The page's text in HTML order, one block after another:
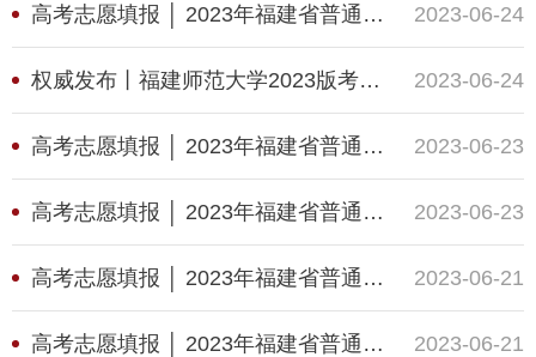
高考志愿填报 │ 2023年福建省普通高校招生录取政策解读（二） 2023-06-24
权威发布丨福建师范大学2023版考生报考指南 2023-06-24
高考志愿填报 │ 2023年福建省普通高校招生录取政策解读（一） 2023-06-23
高考志愿填报 │ 2023年福建省普通高校招生志愿填报问答（四） 2023-06-23
高考志愿填报 │ 2023年福建省普通高校招生志愿填报问答（三） 2023-06-21
高考志愿填报 │ 2023年福建省普通高校招生志愿填报问答（二） 2023-06-21